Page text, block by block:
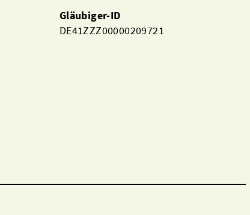
Gläubiger-ID
DE41ZZZ00000209721